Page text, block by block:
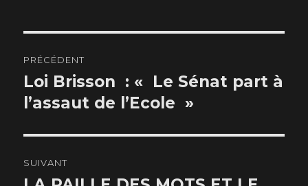
de
l’article
PRÉCÉDENT
Publication
précédente :
Loi Brisson : « Le Sénat part à
l’assaut de l’Ecole »
SUIVANT